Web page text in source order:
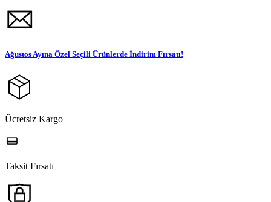
Ağustos Ayına Özel Seçili Ürünlerde İndirim Fırsatı!
Ücretsiz Kargo
Taksit Fırsatı